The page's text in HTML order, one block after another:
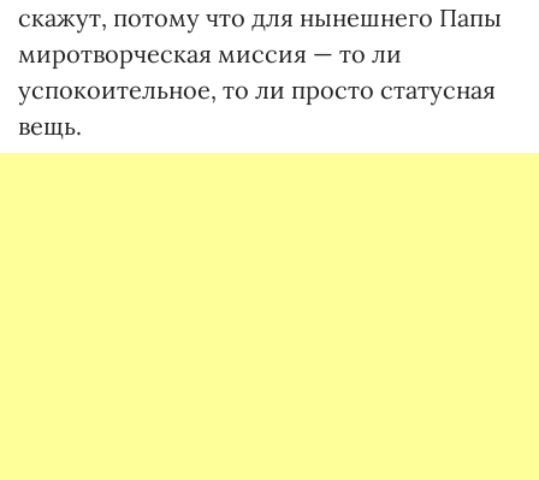
скажут, потому что для нынешнего Папы
миротворческая миссия — то ли
успокоительное, то ли просто статусная
вещь.